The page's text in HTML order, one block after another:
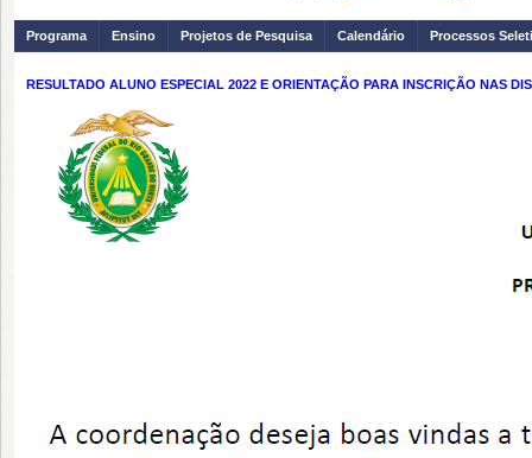
Programa Ensino Projetos de Pesquisa Calendário Processos
RESULTADO ALUNO ESPECIAL 2022 E ORIENTAÇÃO PARA INSCRIÇÃO NAS